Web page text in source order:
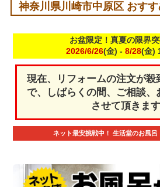
神奈川県川崎市中原区 おす
お盆限定！真夏の限界
2026/6/26(金) - 8/28(金)
現在、リフォームの注文が殺
で、しばらくの間、ご相談、
させて頂きます
ネット最安挑戦中！ 生活堂のお風呂